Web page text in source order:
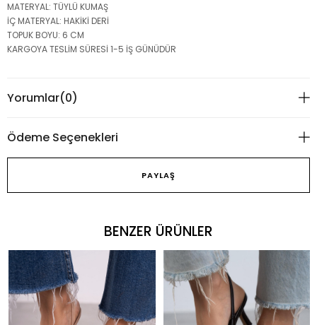
MATERYAL: TÜYLÜ KUMAŞ
İÇ MATERYAL: HAKİKİ DERİ
TOPUK BOYU: 6 CM
KARGOYA TESLİM SÜRESİ 1-5 İŞ GÜNÜDÜR
Yorumlar(0)
Ödeme Seçenekleri
PAYLAŞ
BENZER ÜRÜNLER